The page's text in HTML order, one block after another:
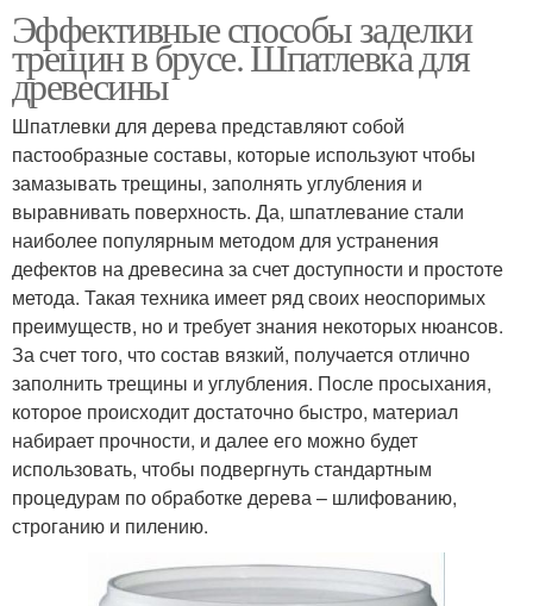
Эффективные способы заделки
трещин в брусе. Шпатлевка для
древесины
Шпатлевки для дерева представляют собой
пастообразные составы, которые используют чтобы
замазывать трещины, заполнять углубления и
выравнивать поверхность. Да, шпатлевание стали
наиболее популярным методом для устранения
дефектов на древесина за счет доступности и простоте
метода. Такая техника имеет ряд своих неоспоримых
преимуществ, но и требует знания некоторых нюансов.
За счет того, что состав вязкий, получается отлично
заполнить трещины и углубления. После просыхания,
которое происходит достаточно быстро, материал
набирает прочности, и далее его можно будет
использовать, чтобы подвергнуть стандартным
процедурам по обработке дерева – шлифованию,
строганию и пилению.